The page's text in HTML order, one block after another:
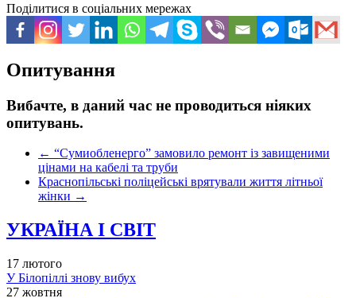
Поділитися в соціальних мережах
Опитування
Вибачте, в даний час не проводиться ніяких
опитувань.
← “Сумиобленерго” замовило ремонт із завищеними
цінами на кабелі та труби
Краснопільські поліцейські врятували життя літньої
жінки →
УКРАЇНА І СВІТ
17 лютого
У Білопіллі знову вибух
27 жовтня